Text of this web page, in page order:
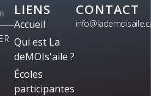
LIENS
Accueil
Qui est La
deMOIs'aile ?
Écoles
participantes
CONTACT